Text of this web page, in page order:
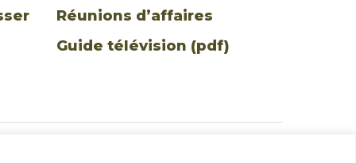
Réunions d’affaires
Guide télévision (pdf)